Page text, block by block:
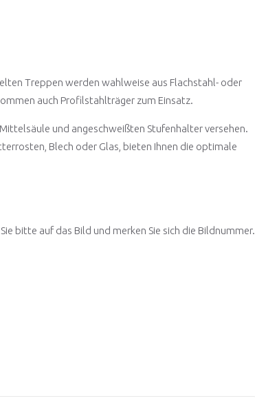
Treppen werden wahlweise aus Flachstahl- oder
auch Profilstahlträger zum Einsatz.
und angeschweißten Stufenhalter versehen.
Blech oder Glas, bieten Ihnen die optimale
bitte auf das Bild und merken Sie sich die Bildnummer.